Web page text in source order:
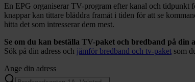
En EPG organiserar TV-program efter kanal och tidpunkt
knappar kan tittare bläddra framåt i tiden för att se
hitta det som intresserar dem mest.
Se om du kan beställa TV-paket och bredband på din
Sök på din adress och jämför bredband och tv-paket som
Ange din adress